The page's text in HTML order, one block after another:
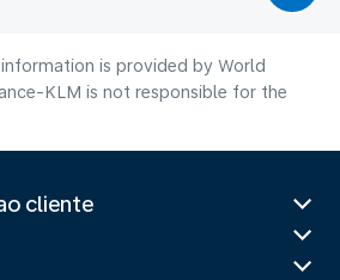
is provided by World
KLM is not responsible for the
cliente